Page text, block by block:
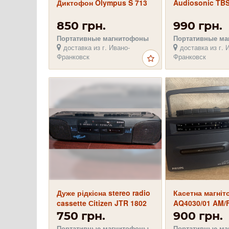
Диктофон Olympus S 713
850 грн.
Портативные магнитофоны
доставка из г. Ивано-
Франковск
Audiosonic
990 грн.
Портативные
доставка из г.
Франковск
Дуже рідкісна stereo radio
cassette Сitizen JTR 1802
750 грн.
Касетна
AQ4030/01 AM/
Boost
900 грн.